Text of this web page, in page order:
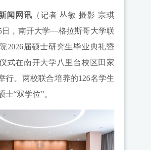
闻网讯 （记者 丛敏 摄影 宗琪
日，南开大学—格拉斯哥大学联
2026届硕士研究生毕业典礼暨
式在南开大学八里台校区田家
行。两校联合培养的126名学生
士“双学位”。